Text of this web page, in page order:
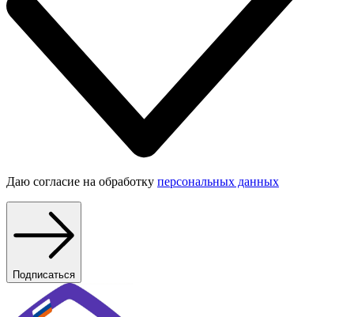
Даю согласие на обработку персональных данных
Подписаться